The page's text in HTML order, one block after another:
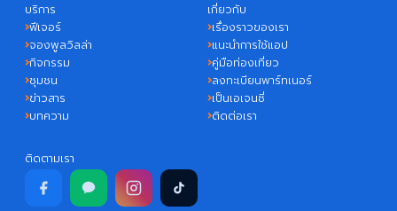
บริการ
ฟีเจอร์
จองพูลวิลล่า
กิจกรรม
ชุมชน
ข่าวสาร
บทความ
เกี่ยวกับ
เรื่องราวของเรา
แนะนำการใช้แอป
คู่มือท่องเที่ยว
ลงทะเบียนพาร์ทเนอร์
เป็นเอเจนซี่
ติดต่อเรา
ติดตามเรา